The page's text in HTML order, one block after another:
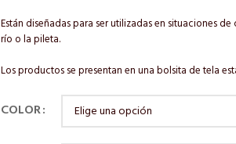
Están diseñadas para ser utilizadas en situaciones
río o la pileta.
Los productos se presentan en una bolsita de tela
COLOR